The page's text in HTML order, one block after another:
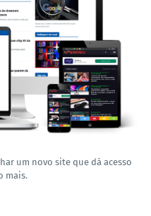
um novo site que dá acesso
mais.